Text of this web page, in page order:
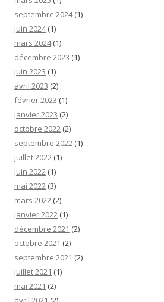
septembre 2024(1)
juin 2024(1)
mars 2024(1)
décembre 2023 (1)
juin 2023 (1)
avril 2023 (2)
février 2023 (1)
janvier 2023 (2)
octobre 2022 (2)
septembre 2022 (1)
juillet 2022 (1)
juin 2022 (1)
mai 2022 (3)
mars 2022 (2)
janvier 2022 (1)
décembre 2021 (2)
octobre 2021 (2)
septembre 2021 (2)
juillet 2021 (1)
mai 2021 (2)